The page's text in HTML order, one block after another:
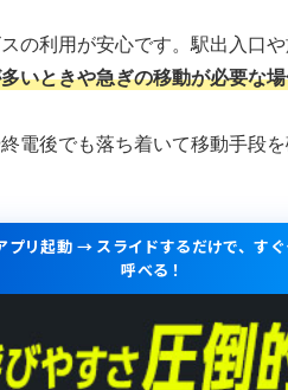
の利用が安心です。駅出入口
いときや急ぎの移動が必要な
電後でも落ち着いて移動手段を
プリ起動 → スライドするだけで、す
呼べる！